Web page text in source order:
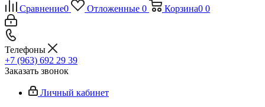
Сравнение0 Отложенные 0 Корзина0 0
Телефоны
+7 (963) 692 29 39
Заказать звонок
Личный кабинет